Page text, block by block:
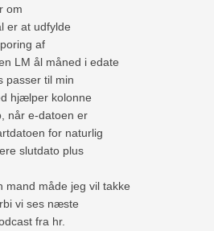
om
er at udfylde
af
LM ål måned i edate
passer til min
hjælper kolonne
når e-datoen er
for naturlig
slutdato plus
mand måde jeg vil takke
vi ses næste
fra hr.